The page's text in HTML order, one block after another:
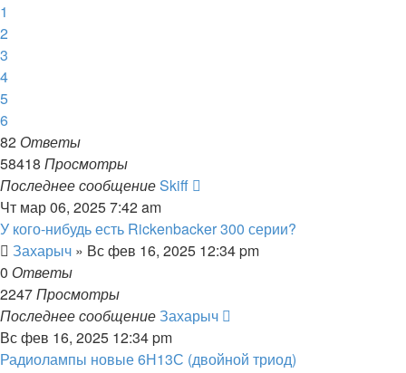
1
2
3
4
5
6
82 Ответы
58418 Просмотры
Последнее сообщениеSkiff
Чт мар 06, 2025 7:42 am
У кого-нибудь есть Rickenbacker 300 серии?
Захарыч » Вс фев 16, 2025 12:34 pm
0 Ответы
2247Просмотры
Последнее сообщениеЗахарыч
Вс фев 16, 2025 12:34 pm
Радиолампы новые 6Н13С (двойной триод)